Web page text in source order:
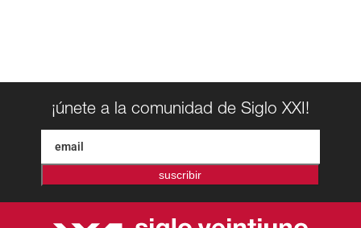
¡únete a la comunidad de Siglo XXI!
suscribir